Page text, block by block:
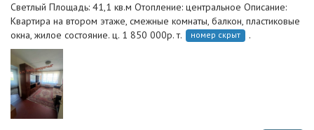
Светлый Площадь: 41,1 кв.м Отопление: центральное Описание:
Квартира на втором этаже, смежные комнаты, балкон, пластиковые
окна, жилое состояние. ц. 1 850 000р. т.
номер скрыт .